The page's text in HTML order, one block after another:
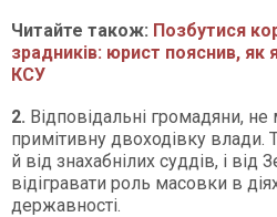
Читайте також: Позбутися
зрадників: юрист пояснив, як
КСУ
2. Відповідальні громадяни,
примітивну двоходівку влади.
й від знахабнілих суддів, і від
відігравати роль масовки в
державності.